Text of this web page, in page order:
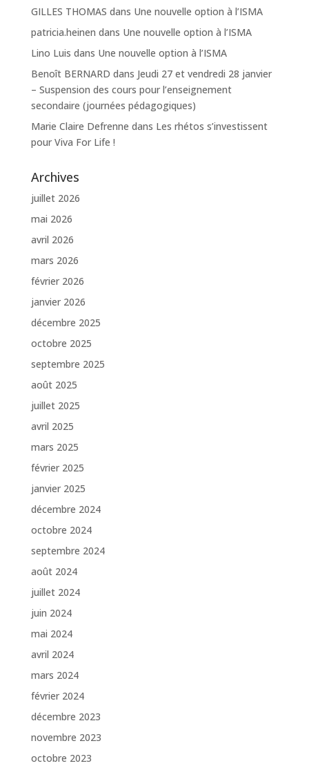
GILLES THOMAS dans Une nouvelle option à l’ISMA
patricia.heinen dans Une nouvelle option à l’ISMA
Lino Luis dans Une nouvelle option à l’ISMA
Benoît BERNARD dans Jeudi 27 et vendredi 28 janvier
– Suspension des cours pour l’enseignement
secondaire (journées pédagogiques)
Marie Claire Defrenne dans Les rhétos s’investissent
pour Viva For Life !
Archives
juillet 2026
mai 2026
avril 2026
mars 2026
février 2026
janvier 2026
décembre 2025
octobre 2025
septembre 2025
août 2025
juillet 2025
avril 2025
mars 2025
février 2025
janvier 2025
décembre 2024
octobre 2024
septembre 2024
août 2024
juillet 2024
juin 2024
mai 2024
avril 2024
mars 2024
février 2024
décembre 2023
novembre 2023
octobre 2023